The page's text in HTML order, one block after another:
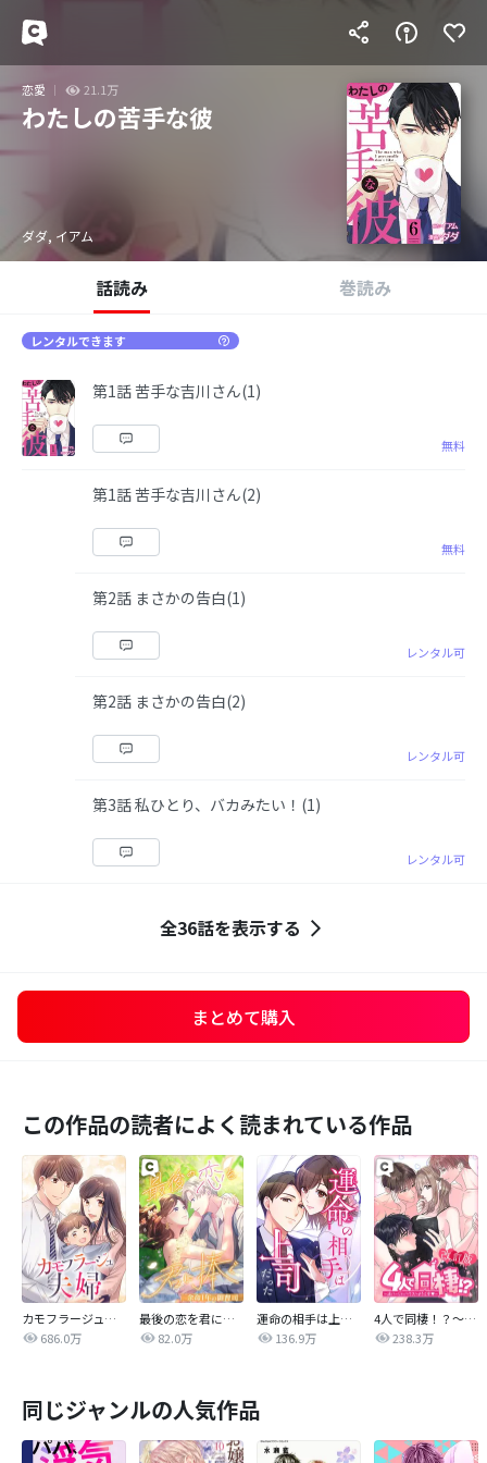
恋愛 21.1万
わたしの苦手な彼
ダダ, イアム
話読み 巻読み
レンタルできます
第1話 苦手な吉川さん(1)
無料
第1話 苦手な吉川さん(2)
無料
第2話 まさかの告白(1)
レンタル可
第2話 まさかの告白(2)
レンタル可
第3話 私ひとり、バカみたい！(1)
レンタル可
全36話を表示する
まとめて購入
この作品の読者によく読まれている作品
カモフラージュ夫婦
686.0万
最後の恋を君に捧ぐ～余命1年の御曹司～
82.0万
運命の相手は上司だった
136.9万
4人で同棲！？～逆ハーレムハウスへようこそ♥～【改訂版】
238.3万
同じジャンルの人気作品